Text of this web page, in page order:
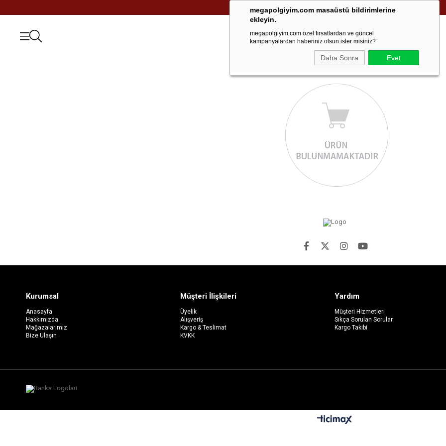
megapolgiyim.com masaüstü bildirimlerine
ekleyin.
megapolgiyim.com özel fırsatlardan ve güncel
kampanyalardan haberiniz olsun ister misiniz?
Daha Sonra Evet
999 TL ve üzeri ücretsiz kargo!
Kurumsal
Anasayfa
Hakkımızda
Mağazalarımız
Bize Ulaşın
Müşteri İlişkileri
Üyelik
Alışveriş
Kargo & Teslimat
KVKK
Yardım
Müşteri Hizmetleri
Sıkça Sorulan Sorular
Kargo Takibi